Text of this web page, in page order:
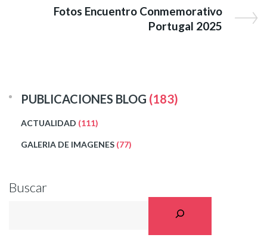
Fotos Encuentro Conmemorativo
Portugal 2025
PUBLICACIONES BLOG (183)
ACTUALIDAD (111)
GALERIA DE IMAGENES (77)
Buscar